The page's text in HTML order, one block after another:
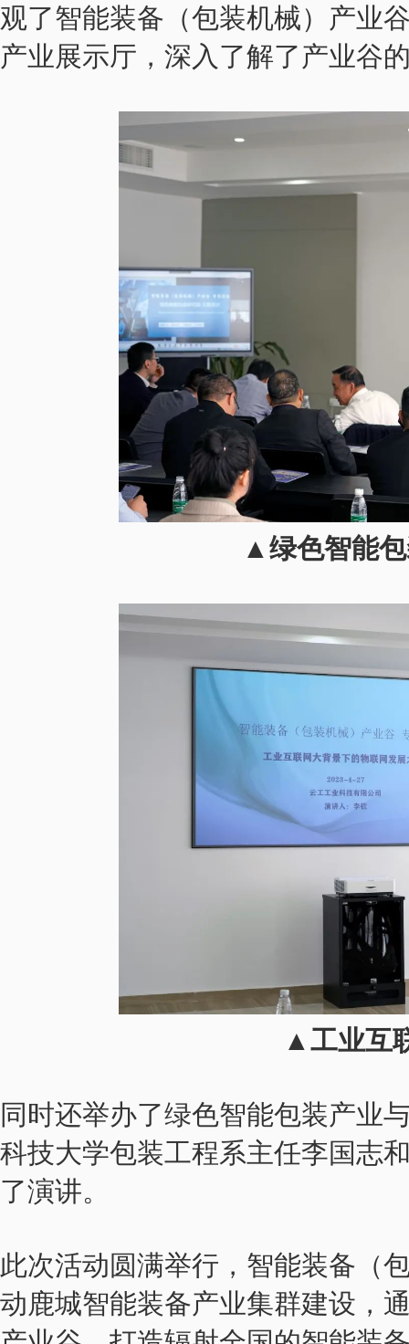
观了智能装备（包装机械）产业
产业展示厅，深入了解了产业谷
▲绿色智能
▲工业互
同时还举办了绿色智能包装产业
科技大学包装工程系主任李国志
了演讲。
此次活动圆满举行，智能装备（
动鹿城智能装备产业集群建设，